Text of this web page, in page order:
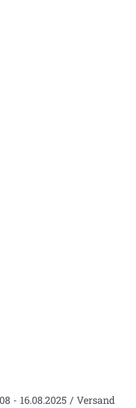
- 16.08.2025 / Versand